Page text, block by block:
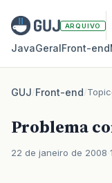
ARQUIVO
JavaGeralFront‑end
GUJ/Front-end/
Problema
22 de janeiro de 2008